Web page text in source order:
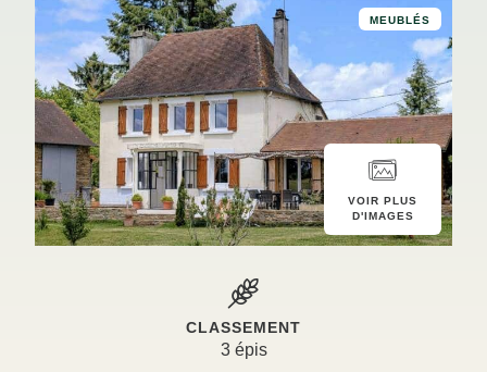
MEUBLÉS
VOIR PLUS
D'IMAGES
CLASSEMENT
3 épis